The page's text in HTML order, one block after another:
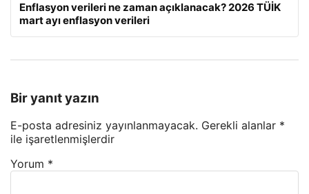
Enflasyon verileri ne zaman açıklanacak? 2026 TÜİK
mart ayı enflasyon verileri
Bir yanıt yazın
E-posta adresiniz yayınlanmayacak. Gerekli alanlar *
ile işaretlenmişlerdir
Yorum *